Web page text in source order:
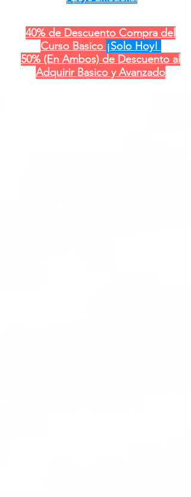
40% de Descuento Compra del
Curso Basico ¡Solo Hoy!
50% (En Ambos) de Descuento al
Adquirir Basico y Avanzado